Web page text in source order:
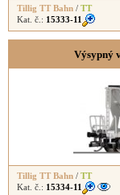
Tillig TT Bahn / TT
Kat. č.: 15333-11
Výsypný
Tillig TT Bahn / TT
Kat. č.: 15334-11